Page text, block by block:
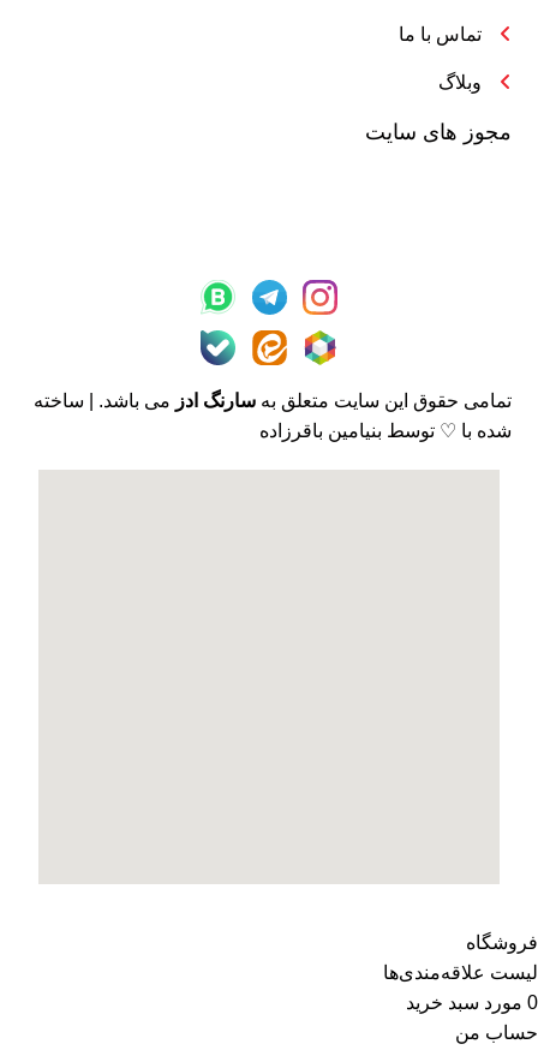
تماس با ما
وبلاگ
مجوز های سایت
تمامی حقوق این سایت متعلق به سارنگ ادز می باشد. | ساخته
شده با ♡ توسط بنیامین باقرزاده
فروشگاه
لیست علاقه‌مندی‌ها
0 مورد سبد خرید
حساب من